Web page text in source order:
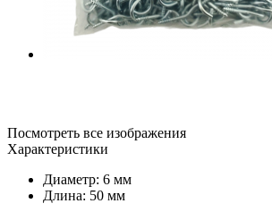
Посмотреть все изображения
Характеристики
Диаметр: 6 мм
Длина: 50 мм